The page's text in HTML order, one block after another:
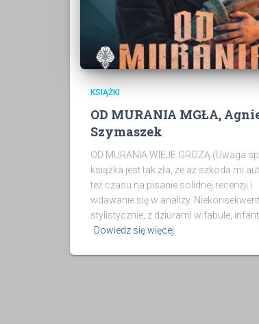
KSIĄŻKI
OD MURANIA MGŁA,
Szymaszek
OD MURANIA WIEJE GROZĄ (Uwaga
książka jest tak zła, że aż szkoda mi
też czasu na pisanie solidnej recenzji i
wdawanie się w analizy.
stylistycznie, z dziurami w fabule,
Dowiedz się więcej